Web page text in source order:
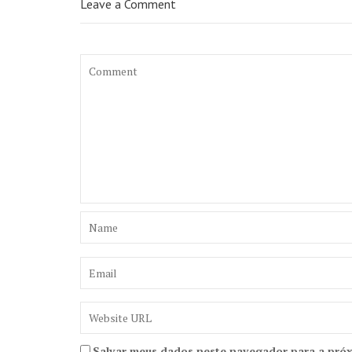
Leave a Comment